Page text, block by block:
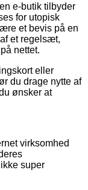
e-butik tilbyder
for utopisk
et bevis på en
et regelsæt,
nettet.
eller
du drage nytte af
ønsker at
virksomhed
super